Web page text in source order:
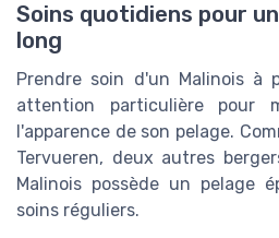
Soins quotidiens pour
long
Prendre soin d'un Malinois à
attention particulière pour
l'apparence de son pelage.
Tervueren, deux autres
Malinois possède un pelage
soins réguliers.